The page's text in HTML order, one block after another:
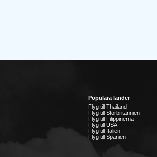
Populära länder
Flyg till Thailand
Flyg till Storbritannien
Flyg till Filippinerna
Flyg till USA
Flyg till Italien
Flyg till Spanien